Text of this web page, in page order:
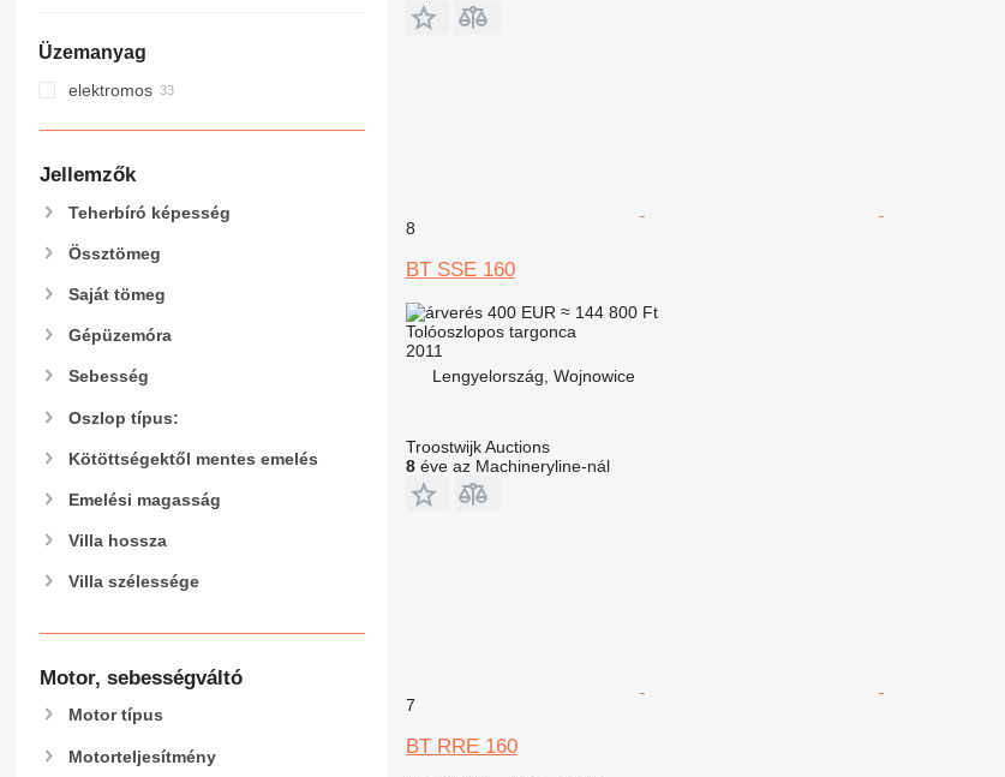
Üzemanyag
elektromos
Jellemzők
Teherbíró képesség
Össztömeg
Saját tömeg
Gépüzemóra
Sebesség
Oszlop típus:
Kötöttségektől mentes emelés
Emelési magasság
Villa hossza
Villa szélessége
Motor, sebességváltó
Motor típus
Motorteljesítmény
8
BT SSE 160
400 EUR ≈ 144 800 Ft
Tolóoszlopos targonca
2011
Lengyelország, Wojnowice
Troostwijk Auctions
8éve az Machineryline-nál
7
BT RRE 160